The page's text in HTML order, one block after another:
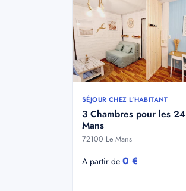
SÉJOUR CHEZ L'HABITANT
3 Chambres pour les
Mans
72100 Le Mans
A partir de 0 €